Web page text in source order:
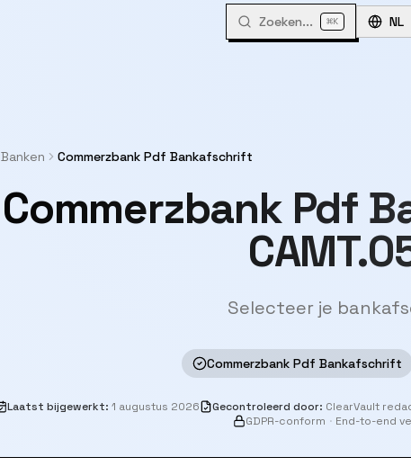
Zoeken... ⌘K NL
Banken Commerzbank Pdf Bankafschrift
Commerzbank Pdf
Selecteer je
Commerzbank Pdf Bankafschrift
Laatst bijgewerkt: 1 augustus 2026 Gecontroleerd door: ClearVault
GDPR-conform · End-to-end